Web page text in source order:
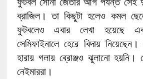
ব্রাজিল। তা কিছুটা হলেও কমল
ফুটবলেও এবার লেখা হয়েছে
সেমিফাইনালে হেরে বিদায়
হারায় গলায় ব্রোঞ্জও ঝুলানো হয়নি।
নেইমাররা।